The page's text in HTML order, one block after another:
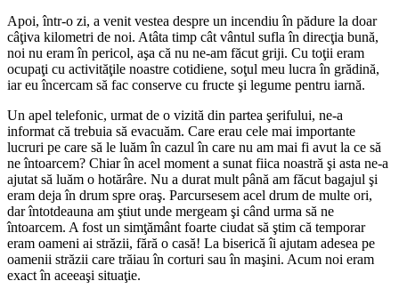
Apoi, într-o zi, a venit vestea despre un incendiu în pădure la doar
câţiva kilometri de noi. Atâta timp cât vântul sufla în direcţia bună,
noi nu eram în pericol, aşa că nu ne-am făcut griji. Cu toţii eram
ocupaţi cu activităţile noastre cotidiene, soţul meu lucra în grădină,
iar eu încercam să fac conserve cu fructe şi legume pentru iarnă.
Un apel telefonic, urmat de o vizită din partea şerifului, ne-a
informat că trebuia să evacuăm. Care erau cele mai importante
lucruri pe care să le luăm în cazul în care nu am mai fi avut la ce să
ne întoarcem? Chiar în acel moment a sunat fiica noastră şi asta ne-a
ajutat să luăm o hotărâre. Nu a durat mult până am făcut bagajul şi
eram deja în drum spre oraş. Parcursesem acel drum de multe ori,
dar întotdeauna am ştiut unde mergeam şi când urma să ne
întoarcem. A fost un simţământ foarte ciudat să ştim că temporar
eram oameni ai străzii, fără o casă! La biserică îi ajutam adesea pe
oamenii străzii care trăiau în corturi sau în maşini. Acum noi eram
exact în aceeaşi situaţie.